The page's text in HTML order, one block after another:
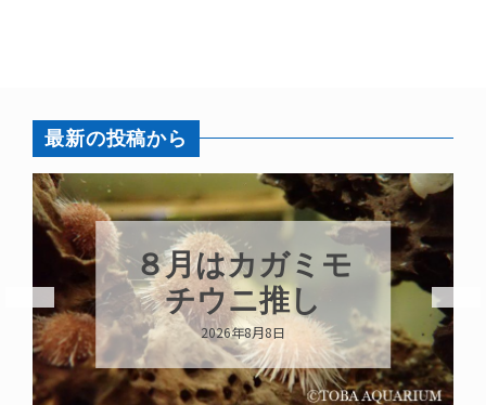
最新の投稿から
８月はカガミモ
チウニ推し
2026年8月8日